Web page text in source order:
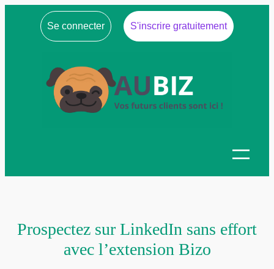
Se connecter S'inscrire gratuitement
Prospectez sur LinkedIn sans effort
avec l’extension Bizo